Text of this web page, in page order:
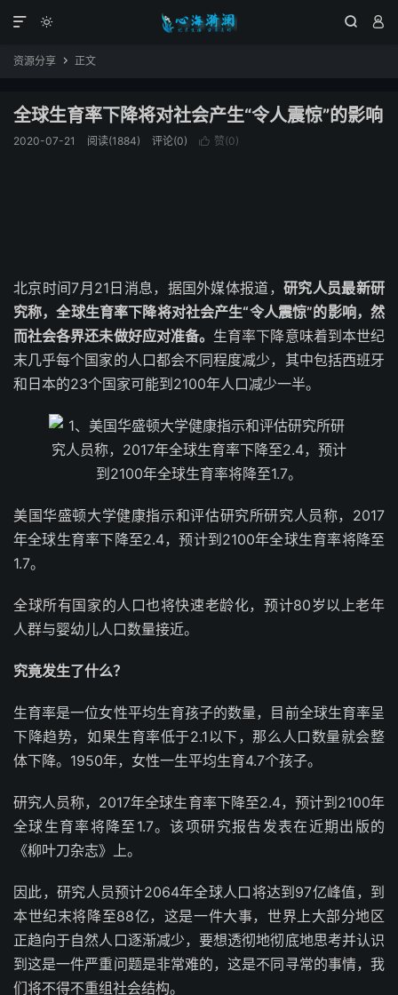
  

资源分享  正文
全球生育率下降将对社会产生“令人震惊”的影响
2020-07-21 阅读(1884) 评论(0)  赞(0)
北京时间7月21日消息，据国外媒体报道，研究人员最新研
究称，全球生育率下降将对社会产生“令人震惊”的影响，然
而社会各界还未做好应对准备。 生育率下降意味着到本世纪
末几乎每个国家的人口都会不同程度减少，其中包括西班牙
和日本的23个国家可能到2100年人口减少一半。
美国华盛顿大学健康指示和评估研究所研究人员称，2017
年全球生育率下降至2.4，预计到2100年全球生育率将降至
1.7。
全球所有国家的人口也将快速老龄化，预计80岁以上老年
人群与婴幼儿人口数量接近。
究竟发生了什么？
生育率是一位女性平均生育孩子的数量，目前全球生育率呈
下降趋势，如果生育率低于2.1以下，那么人口数量就会整
体下降。1950年，女性一生平均生育4.7个孩子。
研究人员称，2017年全球生育率下降至2.4，预计到2100年
全球生育率将降至1.7。该项研究报告发表在近期出版的
《柳叶刀杂志》上。
因此，研究人员预计2064年全球人口将达到97亿峰值，到
本世纪末将降至88亿，这是一件大事，世界上大部分地区
正趋向于自然人口逐渐减少，要想透彻地彻底地思考并认识
到这是一件严重问题是非常难的，这是不同寻常的事情，我
们将不得不重组社会结构。